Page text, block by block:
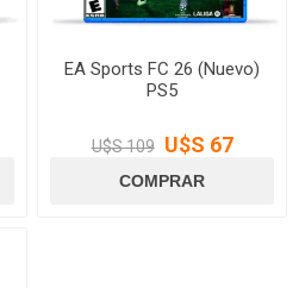
EA Sports FC 26 (Nuevo)
PS5
U$S 109 U$S 67